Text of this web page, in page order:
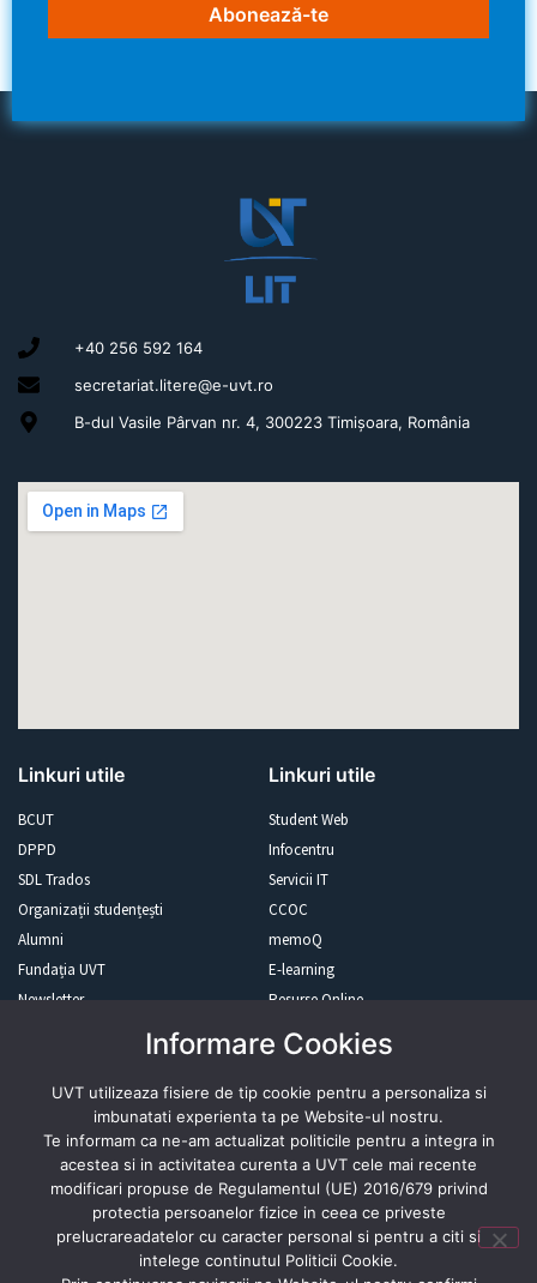
Abonează-te
+40 256 592 164
secretariat.litere@e-uvt.ro
B-dul Vasile Pârvan nr. 4, 300223 Timișoara, România
Linkuri utile
BCUT
DPPD
SDL Trados
Organizații studențești
Alumni
Fundația UVT
Newsletter
Linkuri utile
Student Web
Infocentru
Servicii IT
CCOC
memoQ
E-learning
Resurse Online
Revista presei
Abonează-te
Informare Cookies
UVT utilizeaza fisiere de tip cookie pentru a personaliza si
imbunatati experienta ta pe Website-ul nostru.
Te informam ca ne-am actualizat politicile pentru a integra in
acestea si in activitatea curenta a UVT cele mai recente
modificari propuse de Regulamentul (UE) 2016/679 privind
protectia persoanelor fizice in ceea ce priveste
prelucrareadatelor cu caracter personal si pentru a citi si
intelege continutul Politicii Cookie.